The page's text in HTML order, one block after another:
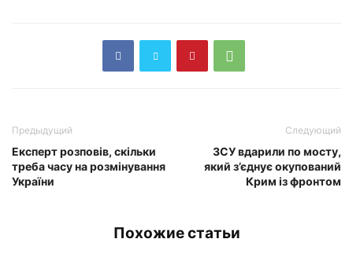
Предыдущий
Експерт розповів, скільки
треба часу на розмінування
України
Следующий
ЗСУ вдарили по мосту,
який з’єднує окупований
Крим із фронтом
Похожие статьи